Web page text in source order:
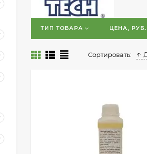
ТИП ТОВАРА ЦЕНА, РУБ.
Сортировать: